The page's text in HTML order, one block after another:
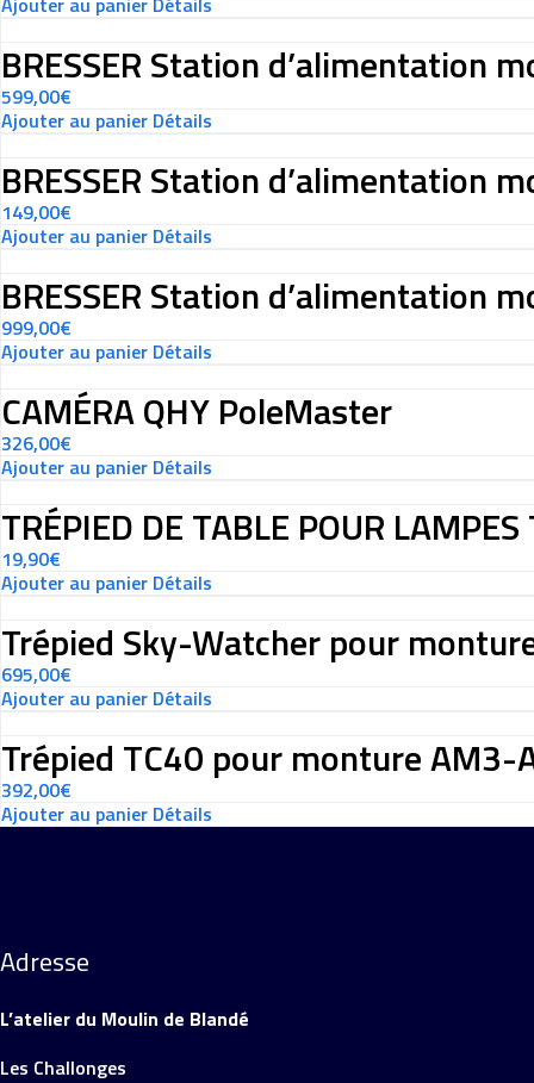
BRESSER Station d’alimentation
599,00€
Ajouter au panier Détails
BRESSER Station d’alimentation
149,00€
Ajouter au panier Détails
BRESSER Station d’alimentation
999,00€
Ajouter au panier Détails
CAMÉRA QHY PoleMaster
326,00€
Ajouter au panier Détails
TRÉPIED DE TABLE POUR
19,90€
Ajouter au panier Détails
Trépied Sky-Watcher pour
695,00€
Ajouter au panier Détails
Trépied TC40 pour monture AM3-
392,00€
Ajouter au panier Détails
Adresse
L’atelier du Moulin de Blandé
Les Challonges